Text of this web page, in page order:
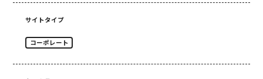
サイトタイプ
コーポレート